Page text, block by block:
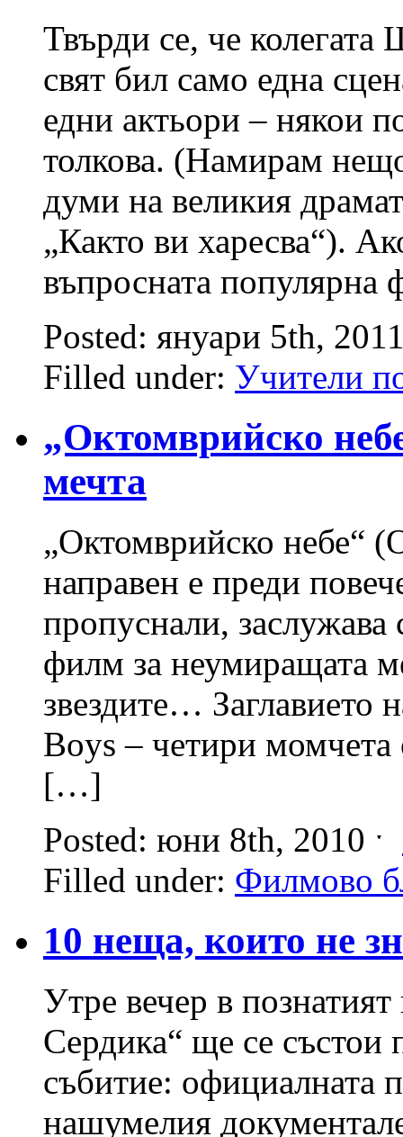
Твърди се, че колегата
свят бил само една
едни актьори – някои
толкова. (Намирам
думи на великия
„Както ви харесва“).
въпросната
Posted: януари 5th,
Filled under: Учители
„Октомврийско
мечта
„Октомврийско небе“
направен е преди
пропуснали, заслужава
филм за неумиращата
звездите… Заглавието
Boys – четири момчета
[…]
Posted: юни 8th, 2010 ˑ
Filled under: Филмово
10 неща, които не
Утре вечер в
Сердика“ ще се състои
събитие: официалната
нашумелия